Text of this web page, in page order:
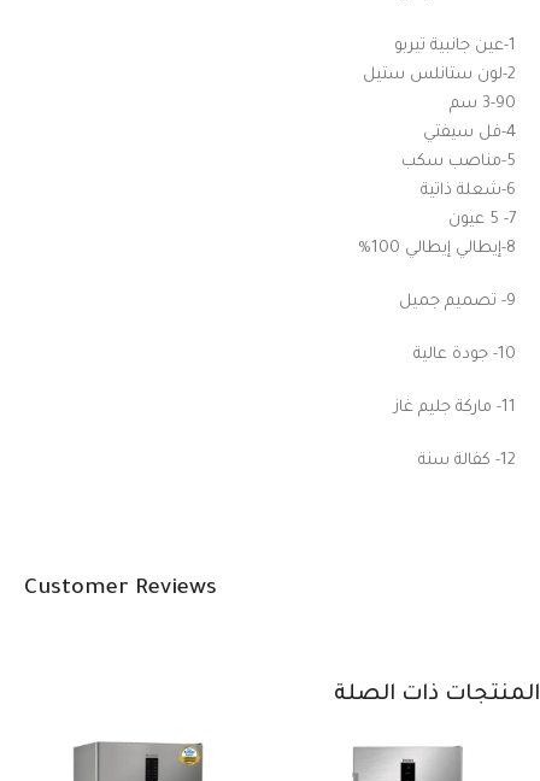
1-عين جانبية تيربو
2-لون ستانلس ستيل
3-90 سم
4-فل سيفتي
5-مناصب سكب
6-شعلة ذاتية
7- 5 عيون
8-إيطالي إيطالي 100%
9- تصميم جميل
10- جودة عالية
11- ماركة جليم غاز
12- كفالة سنة
Customer Reviews
المنتجات ذات الصلة